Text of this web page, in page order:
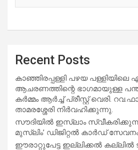
Recent Posts
കാഞ്ഞിരപ്പള്ളി പഴയ പള്ളിയിലെ
ആചരണത്തിന്റെ ഭാഗമായുള്ള
കർമ്മം ആർച്ച് പ്രീസ്റ്റ് വെരി.
താമരശ്ശേരി നിർവഹിക്കുന്നു.
സൗദിയില്‍ ഇസ്‌ലാം
മുസ്ലിം’ ഡിജിറ്റല്‍ കാര്‍ഡ്
ഈരാറ്റുപേട്ട ഇല്ലിക്കൽ കല്ലിൽ